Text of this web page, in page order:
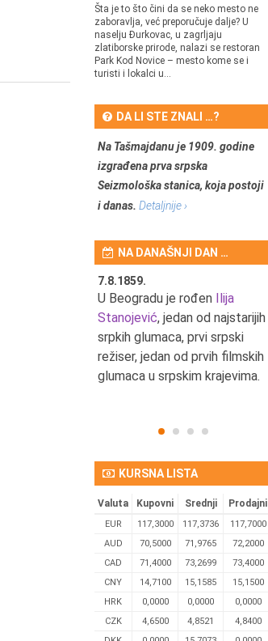
Šta je to što čini da se neko mesto ne
zaboravlja, već preporučuje dalje? U
naselju Đurkovac, u zagrljaju
zlatiborske prirode, nalazi se restoran
Park Kod Novice – mesto kome se i
turisti i lokalci u...
DA LI STE ZNALI …?
Na Tašmajdanu je 1909. godine
izgrađena prva srpska
Seizmološka stanica, koja postoji
i danas. Detaljnije ›
NA DANAŠNJI DAN …
7.8.1859.
U Beogradu je rođen Ilija
Stanojević, jedan od najstarijih
srpkih glumaca, prvi srpski
režiser, jedan od prvih filmskih
glumaca u srpskim krajevima.
KURSNA LISTA
Valuta Kupovni Srednji Prodajni
EUR 117,3000 117,3736
117,7000
AUD
70,5000 71,9765
72,2000
CAD
71,4000 73,2699
73,4000
CNY
14,7100 15,1585
15,1500
HRK
0,0000 0,0000
0,0000
CZK
4,6500 4,8521
4,8400